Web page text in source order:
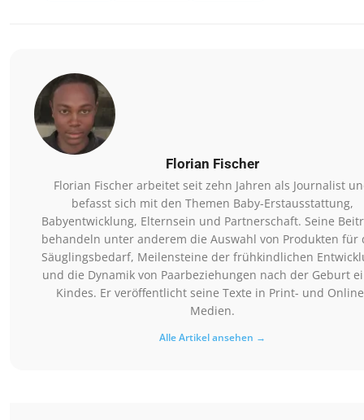
Florian Fischer
Florian Fischer arbeitet seit zehn Jahren als Journalist
befasst sich mit den Themen Baby-Erstausstattung,
Babyentwicklung, Elternsein und Partnerschaft. Seine
behandeln unter anderem die Auswahl von Produkten für
Säuglingsbedarf, Meilensteine der frühkindlichen
und die Dynamik von Paarbeziehungen nach der Geburt
Kindes. Er veröffentlicht seine Texte in Print- und
Medien.
Alle Artikel ansehen →